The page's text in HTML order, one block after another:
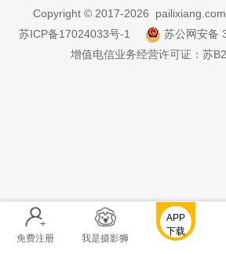
Copyright © 2017-2026
苏ICP备17024033号-1
苏公网安备
增值电信业务经营许可证：苏
免费注册 我是摄影狮
APP
下载